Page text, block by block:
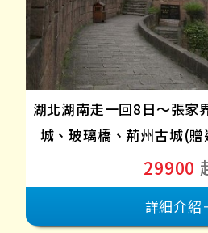
湖北湖南走一回8日～張家
城、玻璃橋、荊州古城(
29900
詳細介紹